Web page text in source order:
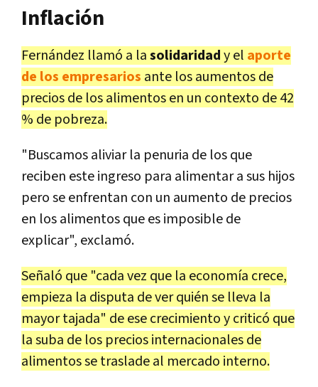
Inflación
Fernández llamó a lasolidaridady el aporte
de los empresarios ante los aumentos de
precios de los alimentos en un contexto de 42
% de pobreza.
"Buscamos aliviar la penuria de los que
reciben este ingreso para alimentar a sus hijos
pero se enfrentan con un aumento de precios
en los alimentos que es imposible de
explicar", exclamó.
Señaló que "cada vez que la economía crece,
empieza la disputa de ver quién se lleva la
mayor tajada" de ese crecimiento y criticó que
la suba de los precios internacionales de
alimentos se traslade al mercado interno.